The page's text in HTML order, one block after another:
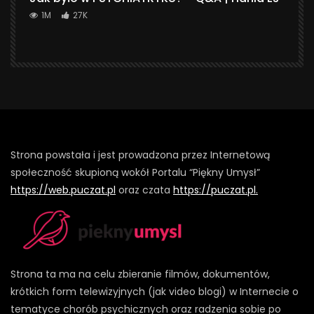
1M 27K
Strona powstała i jest prowadzona przez Internetową
społeczność skupioną wokół Portalu “Piękny Umysł”
https://web.puczat.pl oraz czata https://puczat.pl.
Strona ta ma na celu zbieranie filmów, dokumentów,
krótkich form telewizyjnych (jak video blogi) w Internecie o
tematyce chorób psychicznych oraz radzenia sobie po